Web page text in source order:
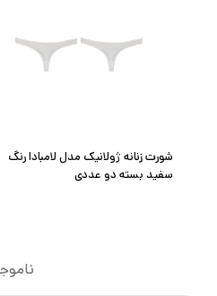
شورت زنانه ژولانیک مدل لامبادا رنگ
سفید بسته دو عددی